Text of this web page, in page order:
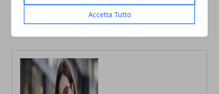
Accetta Tutto
Parma, furto al centro
commerciale: denunciata
coppia
Parma, la valvola
tricuspide si cura senza
bisturi